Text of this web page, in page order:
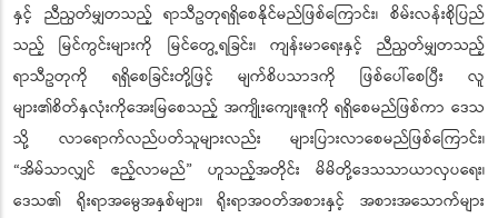
နှင့် ညီညွတ်မျှတသည့် ရာသီဥတုရရှိစေနိုင်မည်ဖြစ်ကြောင်း၊ စိမ်းလန်းစိုပြည်
သည့် မြင်ကွင်းများကို မြင်တွေ့ရခြင်း၊ ကျန်းမာရေးနှင့် ညီညွတ်မျှတသည့်
ရာသီဥတုကို ရရှိစေခြင်းတို့ဖြင့် မျက်စိပသာဒကို ဖြစ်ပေါ်စေပြီး လူ
များ၏စိတ်နှလုံးကိုအေးမြစေသည့် အကျိုးကျေးဇူးကို ရရှိစေမည်ဖြစ်ကာ ဒေသ
သို့ လာရောက်လည်ပတ်သူများလည်း များပြားလာစေမည်ဖြစ်ကြောင်း၊
“အိမ်သာလျှင် ဧည့်လာမည်” ဟူသည့်အတိုင်း မိမိတို့ဒေသသာယာလှပရေး၊
ဒေသ၏ ရိုးရာအမွေအနှစ်များ၊ ရိုးရာအဝတ်အစားနှင့် အစားအသောက်များ